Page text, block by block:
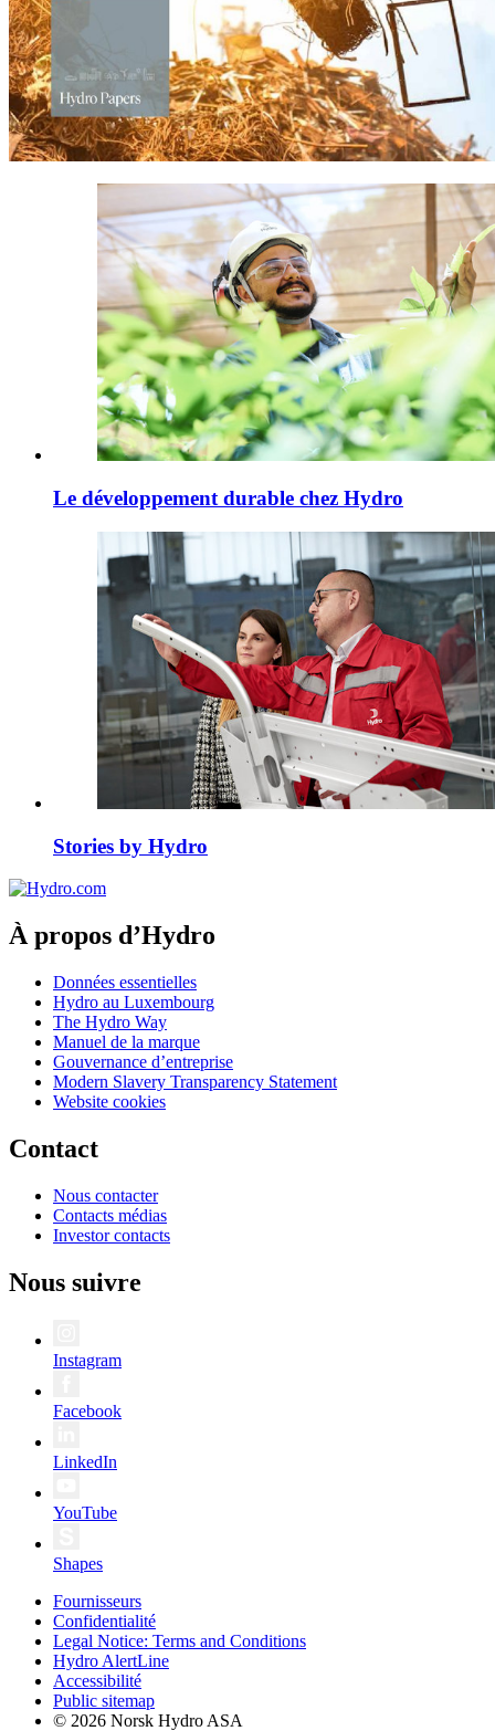
Le développement durable chez Hydro
Stories by Hydro
À propos d’Hydro
Données essentielles
Hydro au Luxembourg
The Hydro Way
Manuel de la marque
Gouvernance d’entreprise
Modern Slavery Transparency Statement
Website cookies
Contact
Nous contacter
Contacts médias
Investor contacts
Nous suivre
Instagram
Facebook
LinkedIn
YouTube
Shapes
Fournisseurs
Confidentialité
Legal Notice: Terms and Conditions
Hydro AlertLine
Accessibilité
Public sitemap
© 2026 Norsk Hydro ASA